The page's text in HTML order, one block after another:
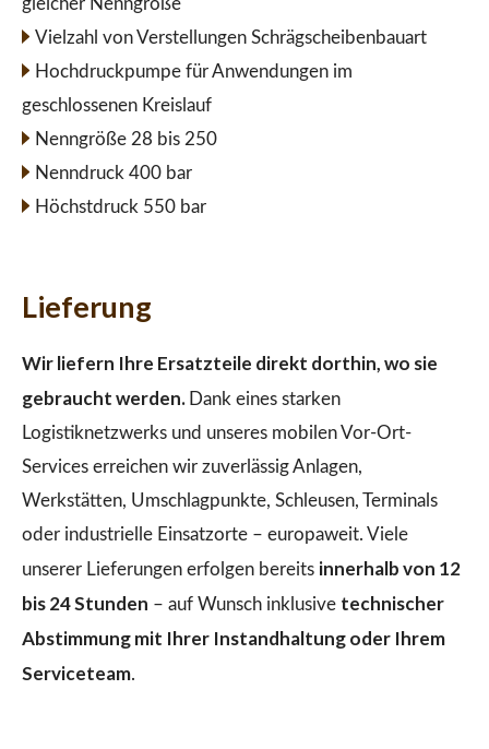
gleicher Nenngröße
Vielzahl von Verstellungen Schrägscheibenbauart
Hochdruckpumpe für Anwendungen im
geschlossenen Kreislauf
Nenngröße 28 bis 250
Nenndruck 400 bar
Höchstdruck 550 bar
Lieferung
Wir liefern Ihre Ersatzteile direkt dorthin, wo sie
gebraucht werden. Dank eines starken
Logistiknetzwerks und unseres mobilen Vor-Ort-
Services erreichen wir zuverlässig Anlagen,
Werkstätten, Umschlagpunkte, Schleusen, Terminals
oder industrielle Einsatzorte – europaweit. Viele
unserer Lieferungen erfolgen bereits innerhalb von 12
bis 24 Stunden – auf Wunsch inklusive technischer
Abstimmung mit Ihrer Instandhaltung oder Ihrem
Serviceteam.